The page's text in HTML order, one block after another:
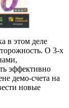
в этом деле
О 3-х
эффективно
демо-счета на
новые